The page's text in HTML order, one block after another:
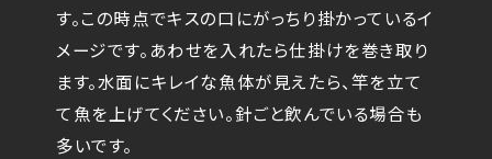
す。この時点でキスの口にがっちり掛かっているイ
メージです。あわせを入れたら仕掛けを巻き取り
ます。水面にキレイな魚体が見えたら、竿を立て
て魚を上げてください。針ごと飲んでいる場合も
多いです。